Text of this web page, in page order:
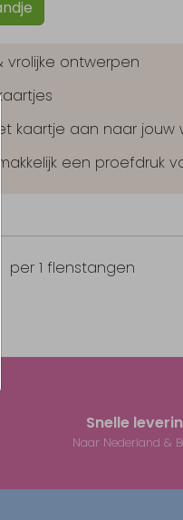
vrolijke ontwerpen
kaartje aan naar jouw
een proefdruk
per 1 flenstangen
Snelle
Naar Nederland &